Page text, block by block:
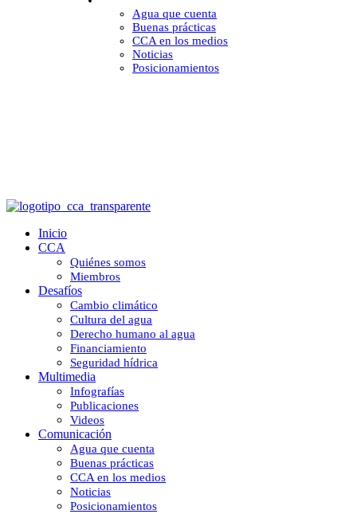
Agua que cuenta
Buenas prácticas
CCA en los medios
Noticias
Posicionamientos
Inicio
CCA
Quiénes somos
Miembros
Desafíos
Cambio climático
Cultura del agua
Derecho humano al agua
Financiamiento
Seguridad hídrica
Multimedia
Infografías
Publicaciones
Videos
Comunicación
Agua que cuenta
Buenas prácticas
CCA en los medios
Noticias
Posicionamientos